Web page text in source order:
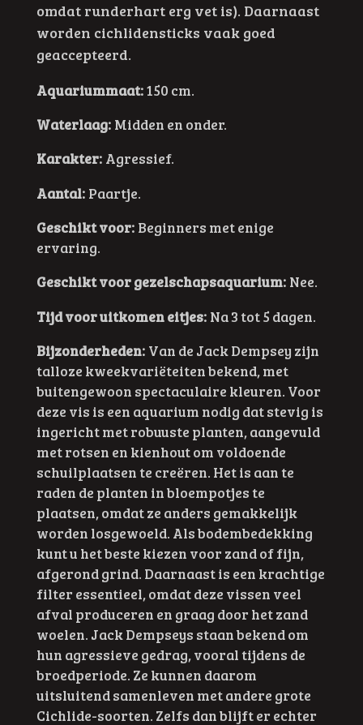
omdat runderhart erg vet is). Daarnaast
worden cichlidensticks vaak goed
geaccepteerd.
Aquariummaat:150 cm.
Waterlaag:Midden en onder.
Karakter:Agressief.
Aantal:Paartje.
Geschikt voor:Beginners met enige
ervaring.
Geschikt voor gezelschapsaquarium:Nee.
Tijd voor uitkomen eitjes:Na 3 tot 5 dagen.
Bijzonderheden:Van de Jack Dempsey zijn
talloze kweekvariëteiten bekend, met
buitengewoon spectaculaire kleuren. Voor
deze vis is een aquarium nodig dat stevig is
ingericht met robuuste planten, aangevuld
met rotsen en kienhout om voldoende
schuilplaatsen te creëren. Het is aan te
raden de planten in bloempotjes te
plaatsen, omdat ze anders gemakkelijk
worden losgewoeld. Als bodembedekking
kunt u het beste kiezen voor zand of fijn,
afgerond grind. Daarnaast is een krachtige
filter essentieel, omdat deze vissen veel
afval produceren en graag door het zand
woelen. Jack Dempseys staan bekend om
hun agressieve gedrag, vooral tijdens de
broedperiode. Ze kunnen daarom
uitsluitend samenleven met andere grote
Cichlide-soorten. Zelfs dan blijft er echter